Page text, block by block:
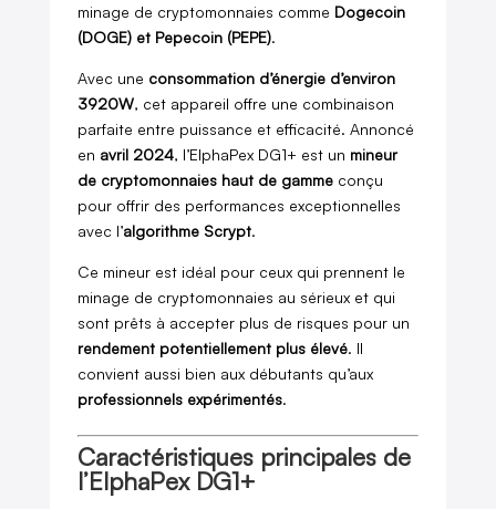
minage de cryptomonnaies comme Dogecoin
(DOGE) et Pepecoin (PEPE).
Avec une consommation d’énergie d’environ
3920W, cet appareil offre une combinaison
parfaite entre puissance et efficacité. Annoncé
en avril 2024, l’ElphaPex DG1+ est un mineur
de cryptomonnaies haut de gammeconçu
pour offrir des performances exceptionnelles
avec l’algorithme Scrypt.
Ce mineur est idéal pour ceux qui prennent le
minage de cryptomonnaies au sérieux et qui
sont prêts à accepter plus de risques pour un
rendement potentiellement plus élevé. Il
convient aussi bien aux débutants qu’aux
professionnels expérimentés.
Caractéristiques principales de
l’ElphaPex DG1+